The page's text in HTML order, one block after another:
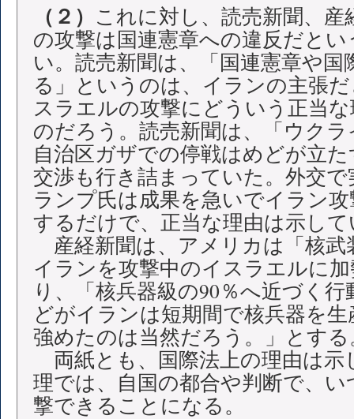
（２） これに対し、読売新聞、
の攻撃は国連憲章への違反だと
い。読売新聞は、「国連憲章や
る」というのは、イランの主張
スラエルの攻撃にどういう正当
のだろう。読売新聞は、「ウク
自治区ガザでの停戦はめどが立
交渉も行き詰まっていた。外交
ランプ氏は成果を急いでイラン
するだけで、正当な理由は示し
産経新聞は、アメリカは「核武
イランを攻撃中のイスラエルに
り、「核兵器級の90％へ近づく
どがイランは短期間で核兵器を
強めたのは当然だろう。」とする
両紙とも、国際法上の理由は示
理では、自国の都合や判断で、
撃できることになる。